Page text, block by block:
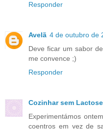
Responder
Avelã 4 de outubro de
Deve ficar um sabor
me convence ;)
Responder
Cozinhar sem Lactose
Experimentámos
coentros em vez de